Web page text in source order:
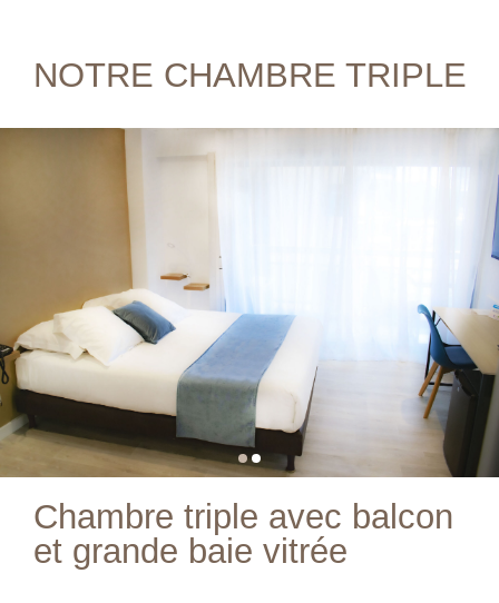
NOTRE CHAMBRE TRIPLE
Chambre triple avec balcon
et grande baie vitrée